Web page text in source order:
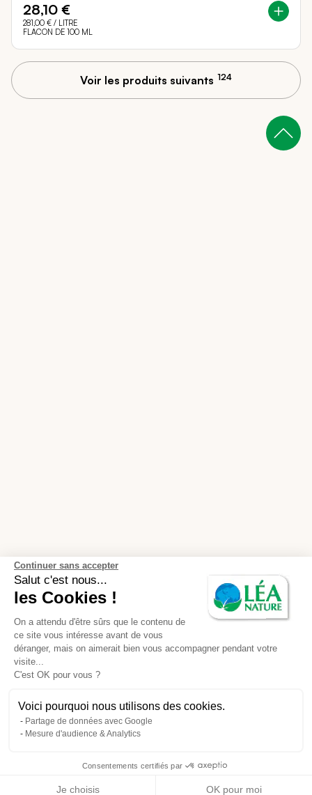
28,10 €
281,00 € / LITRE
FLACON DE 100 ML
Voir les produits suivants 124
Continuer sans accepter
Salut c'est nous...
les Cookies !
On a attendu d'être sûrs que le contenu de
ce site vous intéresse avant de vous
déranger, mais on aimerait bien vous accompagner pendant votre
visite...
C'est OK pour vous ?
Voici pourquoi nous utilisons des cookies.
Partage de données avec Google
Mesure d'audience & Analytics
Consentements certifiés par
Je choisis OK pour moi